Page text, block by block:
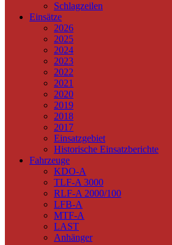
Schlagzeilen
Einsätze
2026
2025
2024
2023
2022
2021
2020
2019
2018
2017
Einsatzgebiet
Historische Einsatzberichte
Fahrzeuge
KDO-A
TLF-A 3000
RLF-A 2000/100
LFB-A
MTF-A
LAST
Anhänger